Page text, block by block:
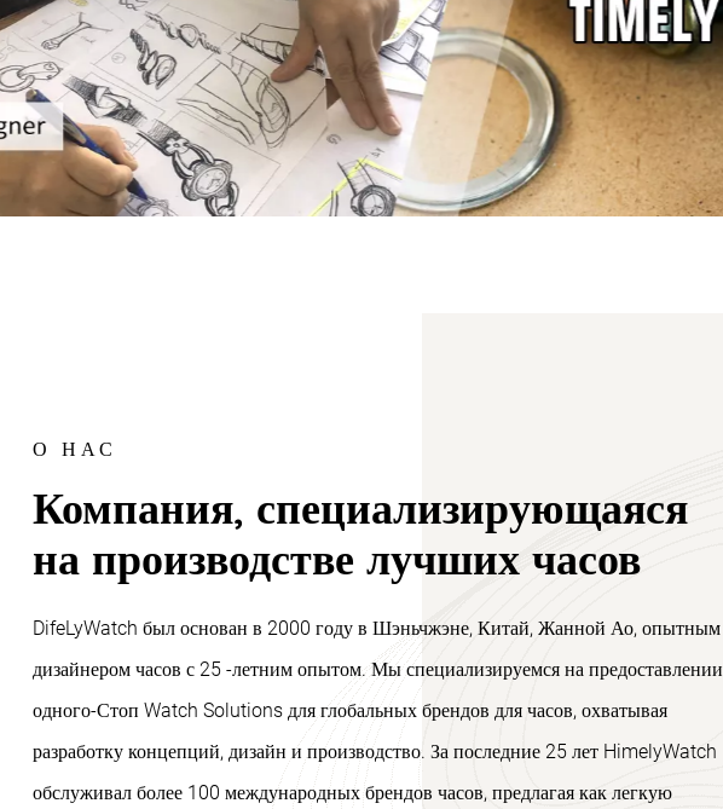
О НАС
Компания, специализирующаяся
на производстве лучших часов
DifeLyWatch был основан в 2000 году в Шэньчжэне, Китай, Жанной Ао, опытным
дизайнером часов с 25 -летним опытом. Мы специализируемся на предоставлении
одного-Стоп Watch Solutions для глобальных брендов для часов, охватывая
разработку концепций, дизайн и производство. За последние 25 лет HimelyWatch
обслуживал более 100 международных брендов часов, предлагая как легкую